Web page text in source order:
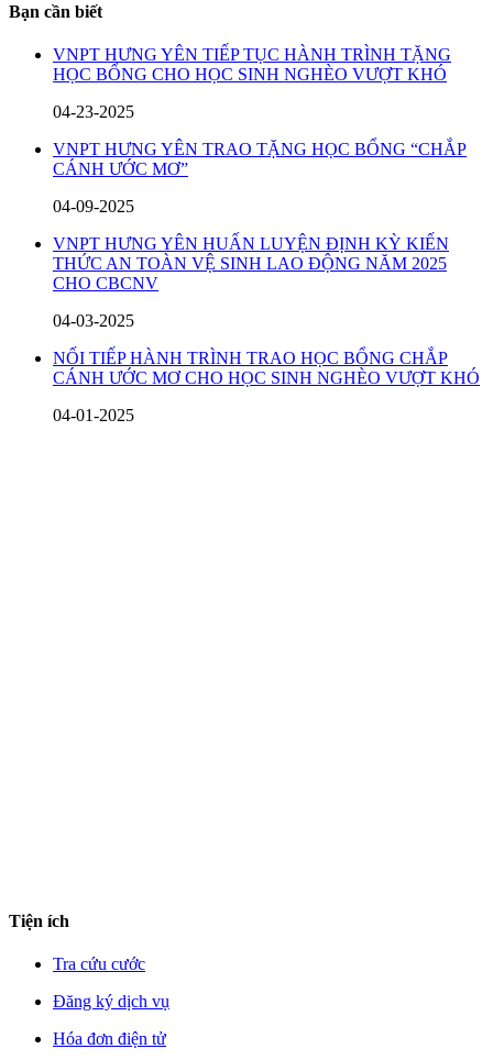
Bạn cần biết
VNPT HƯNG YÊN TIẾP TỤC HÀNH TRÌNH TẶNG
HỌC BỔNG CHO HỌC SINH NGHÈO VƯỢT KHÓ
04-23-2025
VNPT HƯNG YÊN TRAO TẶNG HỌC BỔNG “CHẮP
CÁNH ƯỚC MƠ”
04-09-2025
VNPT HƯNG YÊN HUẤN LUYỆN ĐỊNH KỲ KIẾN
THỨC AN TOÀN VỆ SINH LAO ĐỘNG NĂM 2025
CHO CBCNV
04-03-2025
NỐI TIẾP HÀNH TRÌNH TRAO HỌC BỔNG CHẮP
CÁNH ƯỚC MƠ CHO HỌC SINH NGHÈO VƯỢT KHÓ
04-01-2025
Tiện ích
Tra cứu cước
Đăng ký dịch vụ
Hóa đơn điện tử